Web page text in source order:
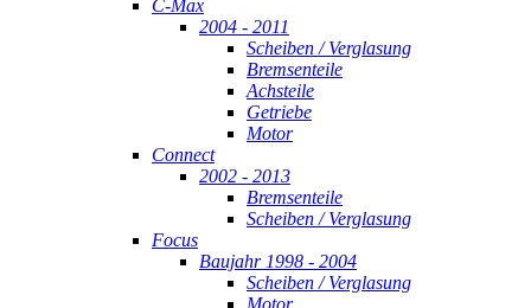
C-Max
2004 - 2011
Scheiben / Verglasung
Bremsenteile
Achsteile
Getriebe
Motor
Connect
2002 - 2013
Bremsenteile
Scheiben / Verglasung
Focus
Baujahr 1998 - 2004
Scheiben / Verglasung
Motor